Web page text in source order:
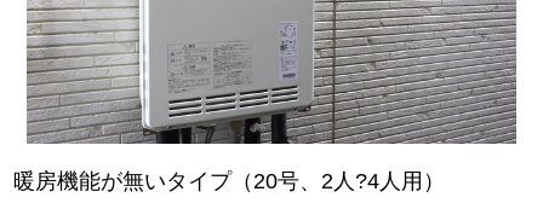
暖房機能が無いタイプ（20号、2人?4人用）